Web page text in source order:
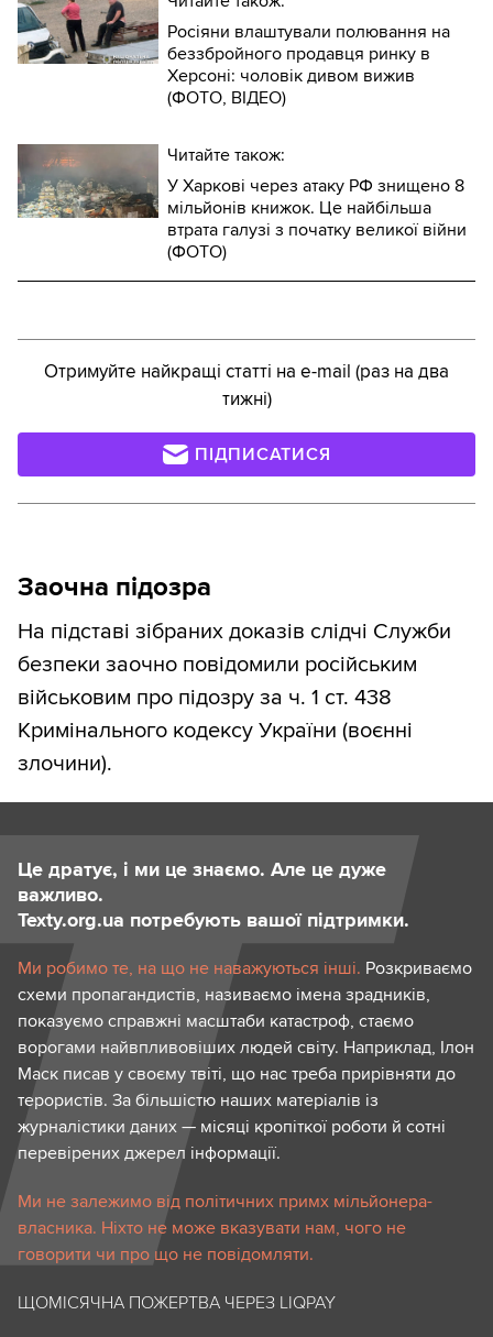
Росіяни влаштували полювання на
беззбройного продавця ринку в
Херсоні: чоловік дивом вижив
(ФОТО, ВІДЕО)
Читайте також:
У Харкові через атаку РФ знищено 8
мільйонів книжок. Це найбільша
втрата галузі з початку великої війни
(ФОТО)
Отримуйте найкращі статті на e-mail (раз на два
тижні)
ПІДПИСАТИСЯ
Заочна підозра
На підставі зібраних доказів слідчі Служби
безпеки заочно повідомили російським
військовим про підозру за ч. 1 ст. 438
Кримінального кодексу України (воєнні
злочини).
Це дратує, і ми це знаємо. Але це дуже
важливо.
Texty.org.ua потребують вашої підтримки.
Ми робимо те, на що не наважуються інші. Розкриваємо
схеми пропагандистів, називаємо імена зрадників,
показуємо справжні масштаби катастроф, стаємо
ворогами найвпливовіших людей світу. Наприклад, Ілон
Маск писав у своєму твіті, що нас треба прирівняти до
терористів. За більшістю наших матеріалів із
журналістики даних — місяці кропіткої роботи й сотні
перевірених джерел інформації.
Ми не залежимо від політичних примх мільйонера-
власника. Ніхто не може вказувати нам, чого не
говорити чи про що не повідомляти.
ЩОМІСЯЧНА ПОЖЕРТВА ЧЕРЕЗ LIQPAY